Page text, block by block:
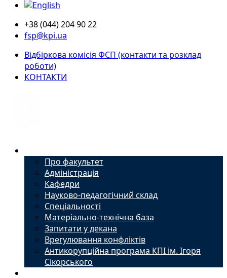
+38 (044) 204 90 22
fsp@kpi.ua
Відбіркова комісія ФСП (контакти та розклад
роботи)
КОНТАКТИ
Про факультет
Адміністрація
Кафедри
Науково-педагогічний склад
Спеціальності
Матеріально-технічна база
Запитати у декана
Врегулювання конфліктів
Антикорупційна програма КПІ ім. Ігоря
Сікорського